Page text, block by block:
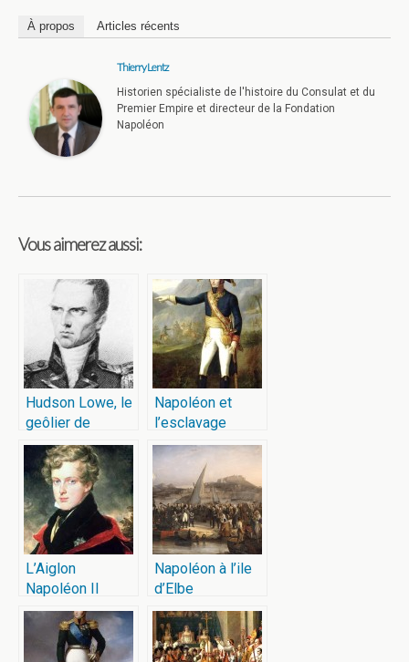
À propos Articles récents
Thierry Lentz
Historien spécialiste de l'histoire du Consulat et du
Premier Empire et directeur de la Fondation
Napoléon
Vous aimerez aussi:
Hudson Lowe, le
geôlier de
Napoléon à
Sainte-Hélène
Napoléon et
l’esclavage
L’Aiglon
Napoléon II
Napoléon à l’ile
d’Elbe